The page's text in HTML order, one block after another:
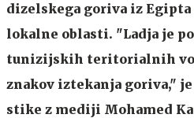
dizelskega goriva iz
lokalne oblasti. "Ladja je
tunizijskih teritorialnih
znakov iztekanja goriva,"
stike z mediji Mohamed